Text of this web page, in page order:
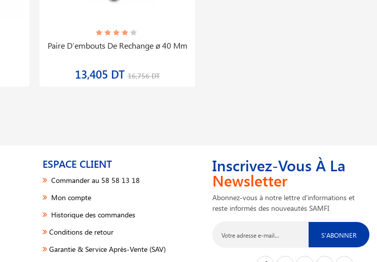
Paire D′embouts De Rechange ø 40 Mm
13,405 DT16,756 DT
ESPACE CLIENT
Commander au 58 58 13 18
Mon compte
Historique des commandes
Conditions de retour
Garantie & Service Après-Vente (SAV)
Inscrivez-Vous À La
Newsletter
Abonnez-vous à notre lettre d'informations et
reste informés des nouveautés SAMFI
S'ABONNER